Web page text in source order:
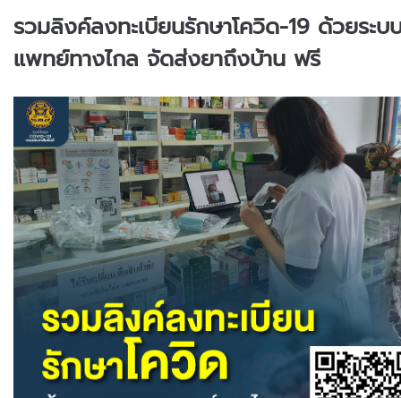
รวมลิงค์ลงทะเบียนรักษาโควิด-19 ด้วยระบ
แพทย์ทางไกล จัดส่งยาถึงบ้าน ฟรี